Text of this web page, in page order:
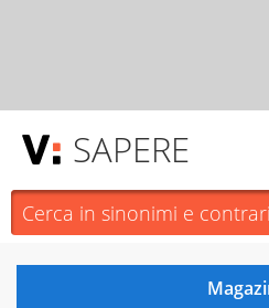
SAPERE